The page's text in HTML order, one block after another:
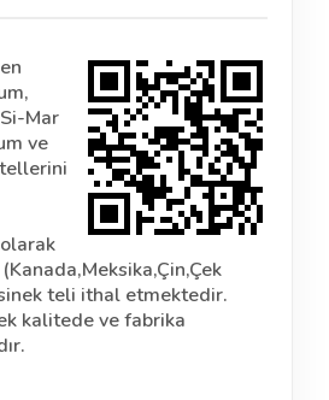
Mar
ve
teli ithal etmektedir.
kalitede ve fabrika